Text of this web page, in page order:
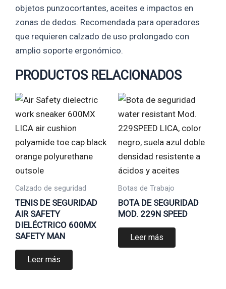
objetos punzocortantes, aceites e impactos en
zonas de dedos. Recomendada para operadores
que requieren calzado de uso prolongado con
amplio soporte ergonómico.
PRODUCTOS RELACIONADOS
Calzado de seguridad
TENIS DE SEGURIDAD
AIR SAFETY
DIELÉCTRICO 600MX
SAFETY MAN
Leer más
Botas de Trabajo
BOTA DE SEGURIDAD
MOD. 229N SPEED
Leer más